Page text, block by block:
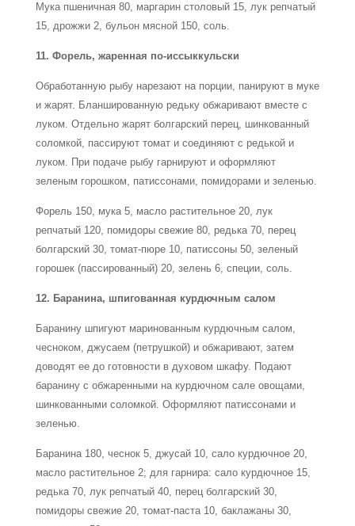
Мука пшеничная 80, маргарин столовый 15, лук репчатый
15, дрожжи 2, бульон мясной 150, соль.
11. Форель, жаренная по-иссыккульски
Обработанную рыбу нарезают на порции, панируют в муке
и жарят. Бланшированную редьку обжаривают вместе с
луком. Отдельно жарят болгарский перец, шинкованный
соломкой, пассируют томат и соединяют с редькой и
луком. При подаче рыбу гарнируют и оформляют
зеленым горошком, патиссонами, помидорами и зеленью.
Форель 150, мука 5, масло растительное 20, лук
репчатый 120, помидоры свежие 80, редька 70, перец
болгарский 30, томат-пюре 10, патиссоны 50, зеленый
горошек (пассированный) 20, зелень 6, специи, соль.
12. Баранина, шпигованная курдючным салом
Баранину шпигуют маринованным курдючным салом,
чесноком, джусаем (петрушкой) и обжаривают, затем
доводят ее до готовности в духовом шкафу. Подают
баранину с обжаренными на курдючном сале овощами,
шинкованными соломкой. Оформляют патиссонами и
зеленью.
Баранина 180, чеснок 5, джусай 10, сало курдючное 20,
масло растительное 2; для гарнира: сало курдючное 15,
редька 70, лук репчатый 40, перец болгарский 30,
помидоры свежие 20, томат-паста 10, баклажаны 30,